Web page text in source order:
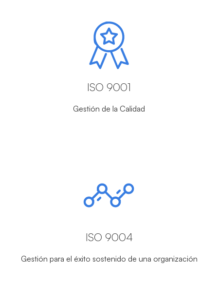
ISO 9001
Gestión de la Calidad
ISO 9004
Gestión para el éxito sostenido de una organización